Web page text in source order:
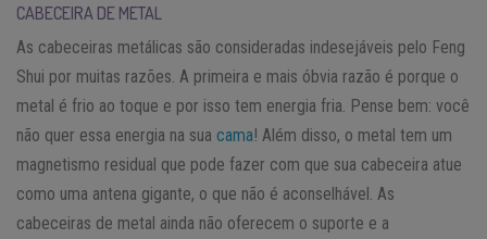
CABECEIRA DE METAL
As cabeceiras metálicas são consideradas indesejáveis pelo Feng
Shui por muitas razões. A primeira e mais óbvia razão é porque o
metal é frio ao toque e por isso tem energia fria. Pense bem: você
não quer essa energia na sua cama! Além disso, o metal tem um
magnetismo residual que pode fazer com que sua cabeceira atue
como uma antena gigante, o que não é aconselhável. As
cabeceiras de metal ainda não oferecem o suporte e a